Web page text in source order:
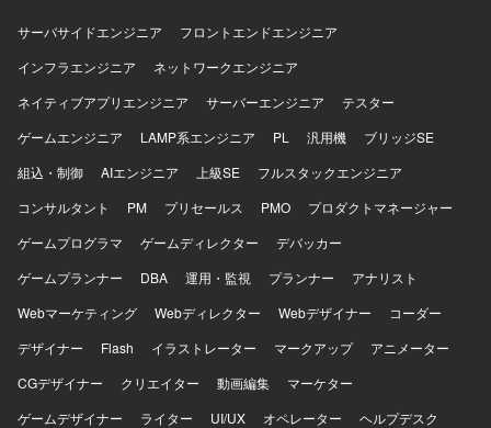
が組み合わさった複雑なドメインで、高度な状態管理やパ
の技術力を大きく高めていただけます。 【開発環境】
Swift、Kotlin、Goを用いた開発を行い、UIフレームワーク
としてSwiftUIやJetpack Composeを採用しています。
Android Architecture ComponentsやMVVMなどのアーキテ
めます。インフラにはGoogle Cloudを用い、gRPCや
Protocol Buffersによる通信、BitriseやGitHub Actions、
よる構成管理、CrashlyticsやCloud Monitoringなどのモニタ
リング基盤、BigQueryやLooker Studioによる分析基盤、
AutifyによるQA自動化、ClaudeやGitHub CopilotなどのAIツ
ール群、GitHub・Slack・Notion・Figmaを組み合わせたモ
Bitrise、GitHub Actions、Terraform、BigQuery、Figmaな
サーバサイドエンジニア
フロントエンドエンジニア
インフラエンジニア
ネットワークエンジニア
ネイティブアプリエンジニア
サーバーエンジニア
テスター
ゲームエンジニア
LAMP系エンジニア PL 汎用機
ブリッジSE
組込・制御
AIエンジニア 上級SE
フルスタックエンジニア
コンサルタント
PM プリセールス PMO
プロダクトマネージャー
ゲームプログラマ
ゲームディレクター
デバッカー
ゲームプランナー
DBA 運用・監視 プランナー
アナリスト
Webマーケティング
Webディレクター Webデザイナー
コーダー
デザイナー
Flash イラストレーター マークアップ
アニメーター
CGデザイナー
クリエイター 動画編集
マーケター
ゲームデザイナー
ライター UI/UX オペレーター
ヘルプデスク